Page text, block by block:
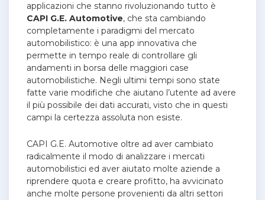
applicazioni che stanno rivoluzionando tutto è
CAPI G.E. Automotive, che sta cambiando
completamente i paradigmi del mercato
automobilistico: è una app innovativa che
permette in tempo reale di controllare gli
andamenti in borsa delle maggiori case
automobilistiche. Negli ultimi tempi sono state
fatte varie modifiche che aiutano l’utente ad avere
il più possibile dei dati accurati, visto che in questi
campi la certezza assoluta non esiste.
CAPI G.E. Automotive oltre ad aver cambiato
radicalmente il modo di analizzare i mercati
automobilistici ed aver aiutato molte aziende a
riprendere quota e creare profitto, ha avvicinato
anche molte persone provenienti da altri settori